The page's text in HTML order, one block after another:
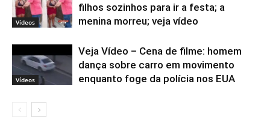
Vídeos
filhos sozinhos para ir a festa; a
menina morreu; veja vídeo
Vídeos
Veja Vídeo – Cena de filme: homem
dança sobre carro em movimento
enquanto foge da polícia nos EUA